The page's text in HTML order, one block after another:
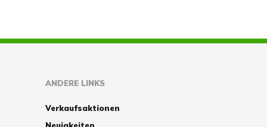
ANDERE LINKS
Verkaufsaktionen